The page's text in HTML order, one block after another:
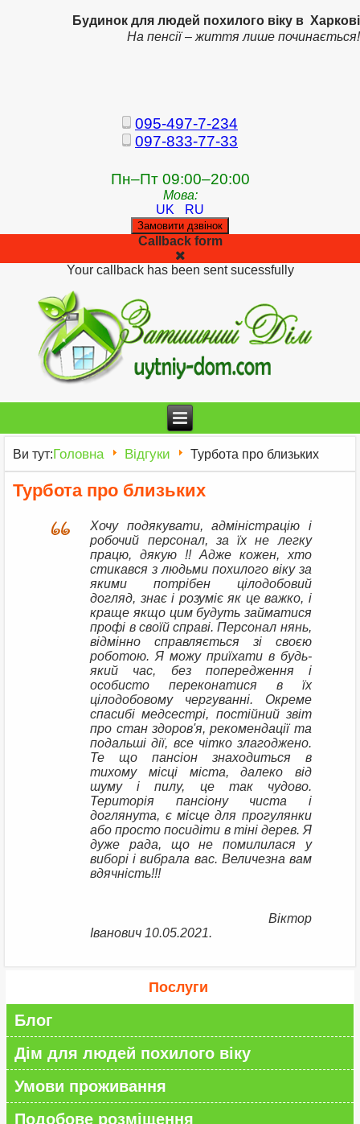
Будинок для людей похилого віку в Харкові
На пенсії – життя лише починається!
095-497-7-234
097-833-77-33
Пн–Пт 09:00–20:00
Мова:
UK
RU
Замовити дзвінок
Callback form
Your callback has been sent sucessfully
Ви тут:Головна Відгуки Турбота про близьких
Турбота про близьких
Хочу подякувати, адміністрацію і
робочий персонал, за їх не легку
працю, дякую !! Адже кожен, хто
стикався з людьми похилого віку за
якими потрібен цілодобовий
догляд, знає і розуміє як це важко, і
краще якщо цим будуть займатися
профі в своїй справі. Персонал нянь,
відмінно справляється зі своєю
роботою. Я можу приїхати в будь-
який час, без попередження і
особисто переконатися в їх
цілодобовому чергуванні. Окреме
спасибі медсестрі, постійний звіт
про стан здоров'я, рекомендації та
подальші дії, все чітко злагоджено.
Те що пансіон знаходиться в
тихому місці міста, далеко від
шуму і пилу, це так чудово.
Територія пансіону чиста і
доглянута, є місце для прогулянки
або просто посидіти в тіні дерев. Я
дуже рада, що не помилилася у
виборі і вибрала вас. Величезна вам
вдячність!!!
Віктор
Іванович 10.05.2021.
Послуги
Блог
Дім для людей похилого віку
Умови проживання
Подобове розміщення